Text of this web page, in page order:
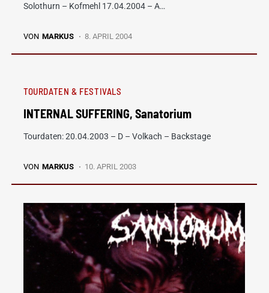
Solothurn – Kofmehl 17.04.2004 – A…
VON MARKUS 8. APRIL 2004
TOURDATEN & FESTIVALS
INTERNAL SUFFERING, Sanatorium
Tourdaten: 20.04.2003 – D – Volkach – Backstage
VON MARKUS 10. APRIL 2003